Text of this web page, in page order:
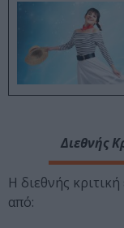
Διεθνής
Η διεθνής
από: